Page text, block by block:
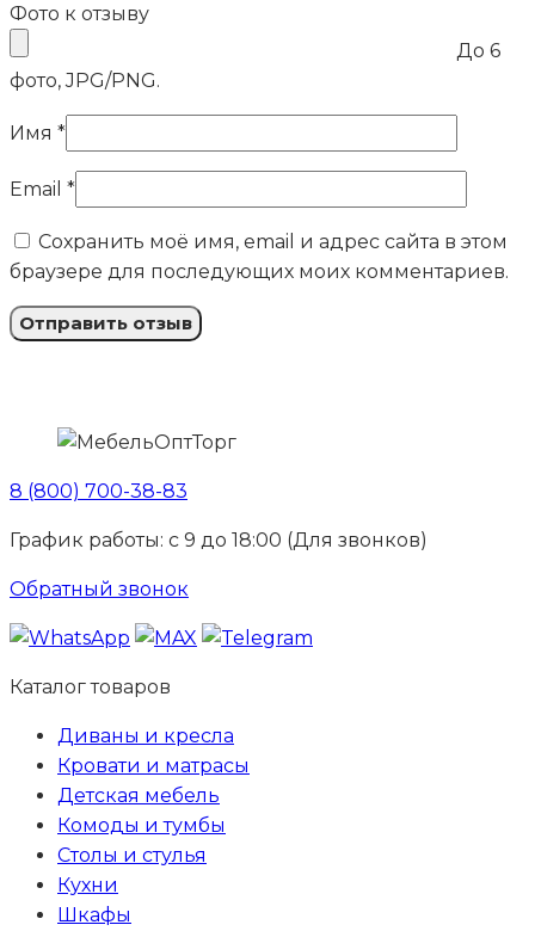
Фото к отзыву
До 6
фото, JPG/PNG.
Имя *
Email *
Сохранить моё имя, email и адрес сайта в этом
браузере для последующих моих комментариев.
8 (800) 700-38-83
График работы: с 9 до 18:00 (Для звонков)
Обратный звонок
Каталог товаров
Диваны и кресла
Кровати и матрасы
Детская мебель
Комоды и тумбы
Столы и стулья
Кухни
Шкафы